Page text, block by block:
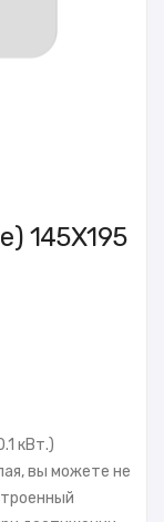
145X195
кВт.)
вы можете не